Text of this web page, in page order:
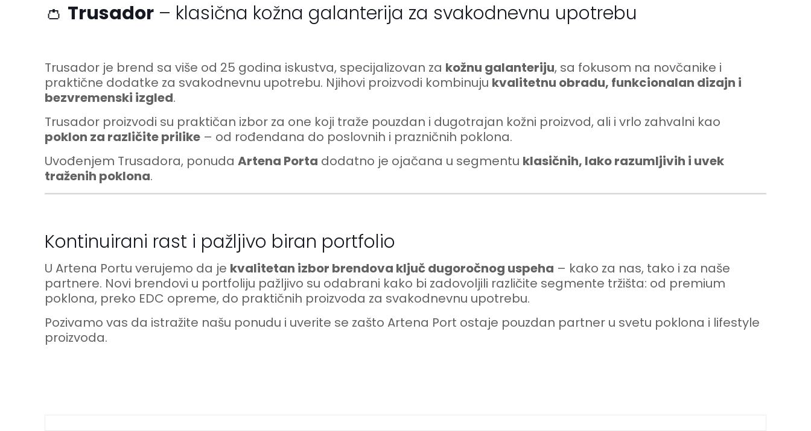
👛 Trusador – klasična kožna galanterija za svakodnevnu upotrebu
Trusador je brend sa više od 25 godina iskustva, specijalizovan za kožnu galanteriju, sa fokusom na novčanike i
praktične dodatke za svakodnevnu upotrebu. Njihovi proizvodi kombinuju kvalitetnu obradu, funkcionalan dizajn i
bezvremenski izgled.
Trusador proizvodi su praktičan izbor za one koji traže pouzdan i dugotrajan kožni proizvod, ali i vrlo zahvalni kao
poklon za različite prilike – od rođendana do poslovnih i prazničnih poklona.
Uvođenjem Trusadora, ponudaArtena Porta dodatno je ojačana u segmentu klasičnih, lako razumljivih i uvek
traženih poklona.
Kontinuirani rast i pažljivo biran portfolio
U Artena Portu verujemo da je kvalitetan izbor brendova ključ dugoročnog uspeha – kako za nas, tako i za naše
partnere. Novi brendovi u portfoliju pažljivo su odabrani kako bi zadovoljili različite segmente tržišta: od premium
poklona, preko EDC opreme, do praktičnih proizvoda za svakodnevnu upotrebu.
Pozivamo vas da istražite našu ponudu i uverite se zašto Artena Port ostaje pouzdan partner u svetu poklona i lifestyle
proizvoda.